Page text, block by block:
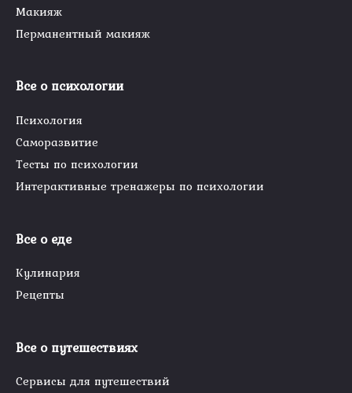
Макияж
Перманентный макияж
Все о психологии
Психология
Саморазвитие
Тесты по психологии
Интерактивные тренажеры по психологии
Все о еде
Кулинария
Рецепты
Все о путешествиях
Сервисы для путешествий